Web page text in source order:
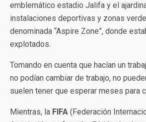
emblemático estadio Jalifa y el
instalaciones deportivas y zonas
denominada “Aspire Zone”, donde
explotados.
Tomando en cuenta que hacían un
no podían cambiar de trabajo, no
suelen tener que esperar meses para
Mientras, la FIFA (Federación